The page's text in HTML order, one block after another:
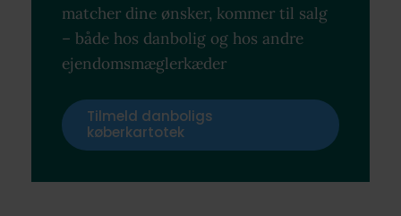
matcher dine ønsker, kommer til salg
– både hos danbolig og hos andre
ejendomsmæglerkæder
Tilmeld danboligs
køberkartotek